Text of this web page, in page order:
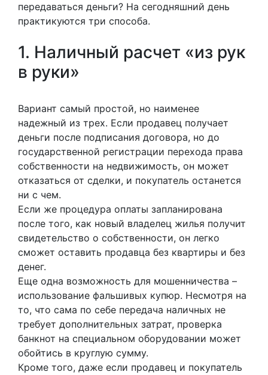
передаваться деньги? На сегодняшний день
практикуются три способа.
1. Наличный расчет «из рук
в руки»
Вариант самый простой, но наименее
надежный из трех. Если продавец получает
деньги после подписания договора, но до
государственной регистрации перехода права
собственности на недвижимость, он может
отказаться от сделки, и покупатель останется
ни с чем.
Если же процедура оплаты запланирована
после того, как новый владелец жилья получит
свидетельство о собственности, он легко
сможет оставить продавца без квартиры и без
денег.
Еще одна возможность для мошенничества –
использование фальшивых купюр. Несмотря на
то, что сама по себе передача наличных не
требует дополнительных затрат, проверка
банкнот на специальном оборудовании может
обойтись в круглую сумму.
Кроме того, даже если продавец и покупатель